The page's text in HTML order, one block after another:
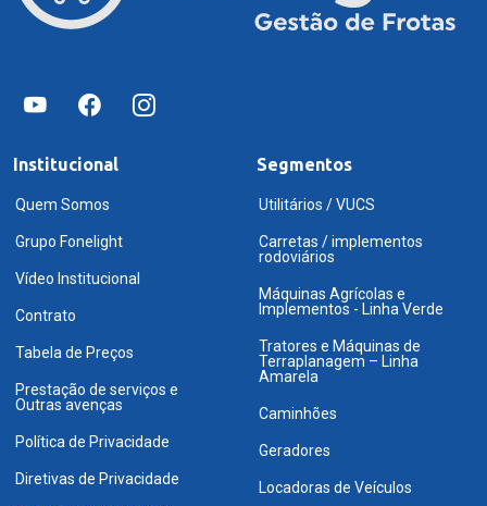
Institucional
Quem Somos
Grupo Fonelight
Vídeo Institucional
Contrato
Tabela de Preços
Prestação de serviços e
Outras avenças
Política de Privacidade
Diretivas de Privacidade
Segmentos
Utilitários / VUCS
Carretas / implementos
rodoviários
Máquinas Agrícolas e
Implementos - Linha Verde
Tratores e Máquinas de
Terraplanagem – Linha
Amarela
Caminhões
Geradores
Locadoras de Veículos